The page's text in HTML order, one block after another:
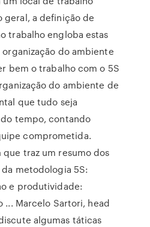
geral, a definição de
trabalho engloba estas
organização do ambiente
bem o trabalho com o 5S
do ambiente de
que tudo seja
tempo, contando
comprometida.
traz um resumo dos
metodologia 5S:
e produtividade:
... Marcelo Sartori, head
algumas táticas